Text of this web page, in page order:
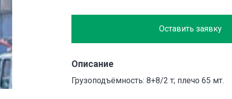
Оставить заявку
Описание
Грузоподъёмность: 8+8/2 т; плечо 65 мт.